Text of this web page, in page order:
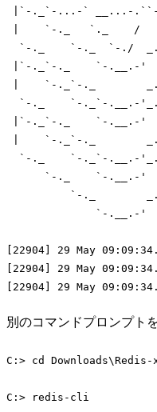
|`-._`-...-` __...-
|    `-._   `._    /
`-._    `-._  `-./
|`-._`-._    `-.__.- '
|    `-._`-._
  `-._    `-._`-.__.-'
|`-._`-._    `-.__.- '
|    `-._`-._
  `-._    `-._`-.__.-'
      `-._    `-.__.-
'
`-._
              `-.__.-'
[22904] 29 May
[22904] 29 May
[22904] 29 May
別のコマンドプロンプト
C:> cd
C:> redis-cli